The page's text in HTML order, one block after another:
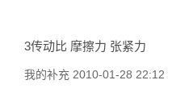
3传动比 摩擦力 张紧力
我的补充 2010-01-28 22:12